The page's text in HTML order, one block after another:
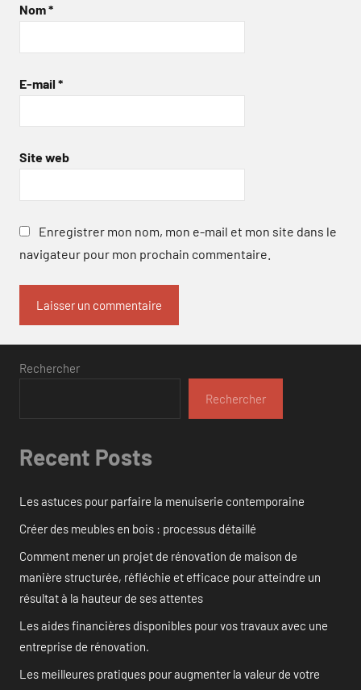
Nom*
E-mail *
Site web
Enregistrer mon nom, mon e-mail et mon site dans le
navigateur pour mon prochain commentaire.
Rechercher
Rechercher
Recent Posts
Les astuces pour parfaire la menuiserie contemporaine
Créer des meubles en bois : processus détaillé
Comment mener un projet de rénovation de maison de
manière structurée, réfléchie et efficace pour atteindre un
résultat à la hauteur de ses attentes
Les aides financières disponibles pour vos travaux avec une
entreprise de rénovation.
Les meilleures pratiques pour augmenter la valeur de votre